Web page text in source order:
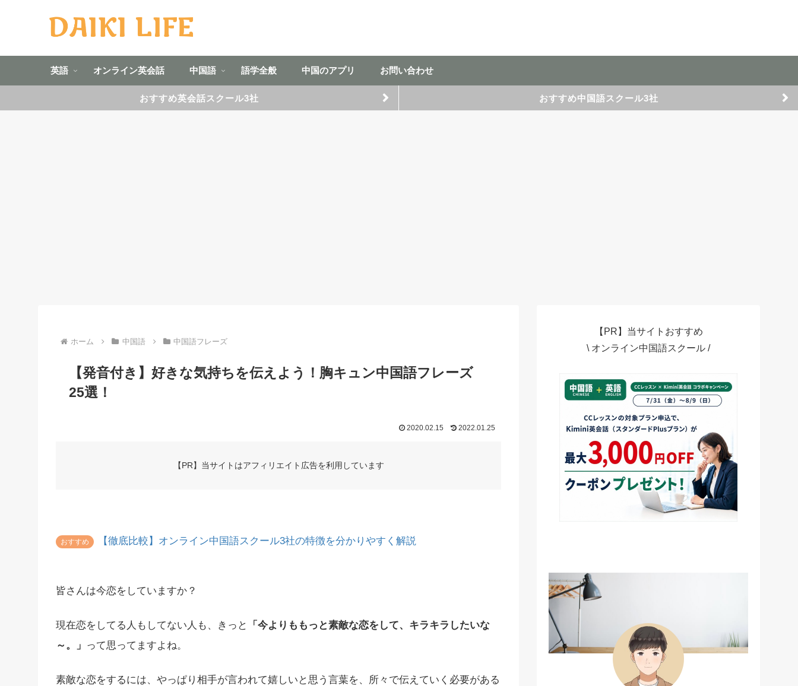
英語 オンライン英会話 中国語 語学全般 中国のアプリ お問い合わせ
おすすめ英会話スクール3社 おすすめ中国語スクール3社
ホーム 中国語 中国語フレーズ
【発音付き】好きな気持ちを伝えよう！胸キュン中国語フレーズ
25選！
2020.02.15 2022.01.25
【PR】当サイトはアフィリエイト広告を利用しています
おすすめ 【徹底比較】オンライン中国語スクール3社の特徴を分かりやすく解説
皆さんは今恋をしていますか？
現在恋をしてる人もしてない人も、きっと
「今よりももっと素敵な恋をして、キラキラしたいな
～。」 って思ってますよね。
素敵な恋をするには、やっぱり相手が言われて嬉しいと思う言葉を、所々で伝えていく必要がある
【PR】当サイトおすすめ
\ オンライン中国語スクール /